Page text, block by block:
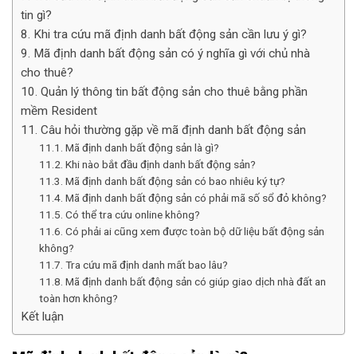
tin gì?
8. Khi tra cứu mã định danh bất động sản cần lưu ý gì?
9. Mã định danh bất động sản có ý nghĩa gì với chủ nhà
cho thuê?
10. Quản lý thông tin bất động sản cho thuê bằng phần
mềm Resident
11. Câu hỏi thường gặp về mã định danh bất động sản
11.1. Mã định danh bất động sản là gì?
11.2. Khi nào bắt đầu định danh bất động sản?
11.3. Mã định danh bất động sản có bao nhiêu ký tự?
11.4. Mã định danh bất động sản có phải mã số sổ đỏ không?
11.5. Có thể tra cứu online không?
11.6. Có phải ai cũng xem được toàn bộ dữ liệu bất động sản
không?
11.7. Tra cứu mã định danh mất bao lâu?
11.8. Mã định danh bất động sản có giúp giao dịch nhà đất an
toàn hơn không?
Kết luận